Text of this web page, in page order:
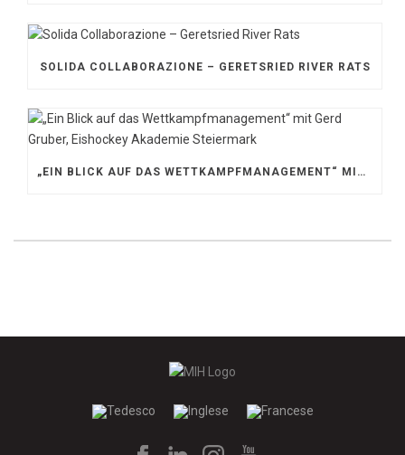
SOLIDA COLLABORAZIONE – GERETSRIED RIVER RATS
„EIN BLICK AUF DAS WETTKAMPFMANAGEMENT“ MIT GERD GRUBER, EISHOCKEY AKADEMIE STEIERMARK